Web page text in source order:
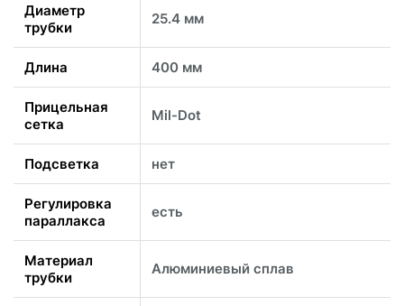
Диаметр
трубки
25.4 мм
Длина 400 мм
Прицельная
сетка
Mil-Dot
Подсветка нет
Регулировка
параллакса
есть
Материал
трубки
Алюминиевый сплав